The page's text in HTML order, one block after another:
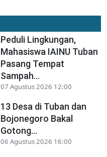
Peduli Lingkungan,
Mahasiswa IAINU Tuban
Pasang Tempat
Sampah...
07 Agustus 2026 12:00
13 Desa di Tuban dan
Bojonegoro Bakal
Gotong...
06 Agustus 2026 16:00